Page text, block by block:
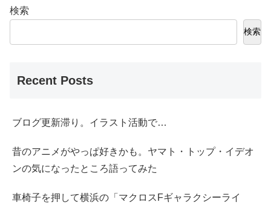
検索
検索
Recent Posts
ブログ更新滞り。イラスト活動で…
昔のアニメがやっぱ好きかも。ヤマト・トップ・イデオ
ンの気になったところ語ってみた
車椅子を押して横浜の「マクロスFギャラクシーライ